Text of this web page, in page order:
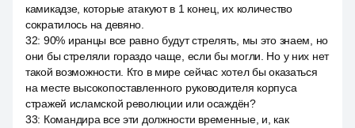
камикадзе, которые атакуют в 1 конец, их количество
сократилось на девяно.
32: 90% иранцы все равно будут стрелять, мы это знаем, но
они бы стреляли гораздо чаще, если бы могли. Но у них нет
такой возможности. Кто в мире сейчас хотел бы оказаться
на месте высокопоставленного руководителя корпуса
стражей исламской революции или осаждён?
33: Командира все эти должности временные, и, как